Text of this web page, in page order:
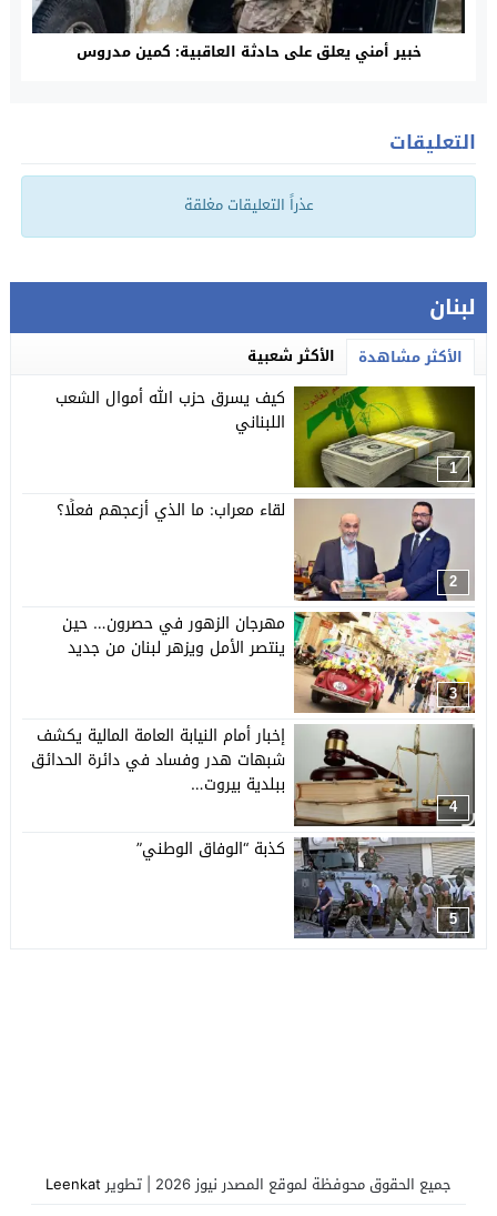
خبير أمني يعلق على حادثة العاقبية: كمين مدروس
التعليقات
عذراً التعليقات مغلقة
لبنان
الأكثر مشاهدة الأكثر شعبية
1
كيف يسرق حزب الله أموال الشعب
اللبناني
2
لقاء معراب: ما الذي أزعجهم فعلًا؟
3
مهرجان الزهور في حصرون… حين
ينتصر الأمل ويزهر لبنان من جديد
4
إخبار أمام النيابة العامة المالية يكشف
شبهات هدر وفساد في دائرة الحدائق
ببلدية بيروت…
5
كذبة “الوفاق الوطني”
جميع الحقوق محوفظة لموقع المصدر نيوز 2026 | تطوير
Leenkat